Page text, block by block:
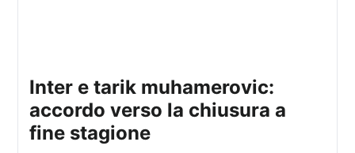
inter e tarik muhamerovic:
accordo verso la chiusura a
fine stagione